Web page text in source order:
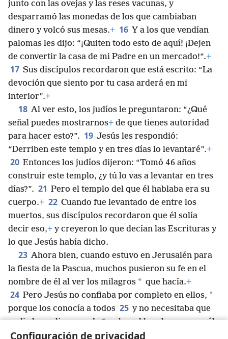
Configuración de privacidad
látigo de cuerdas, los echó a todos ellos del templo,
junto con las ovejas y las reses vacunas, y
desparramó las monedas de los que cambiaban
dinero y volcó sus mesas.+ 16 Y a los que vendían
palomas les dijo: “¡Quiten todo esto de aquí! ¡Dejen
de convertir la casa de mi Padre en un mercado!”.+
17 Sus discípulos recordaron que está escrito: “La
devoción que siento por tu casa arderá en mi
interior”.+
18 Al ver esto, los judíos le preguntaron: “¿Qué
señal puedes mostrarnos+de que tienes autoridad
para hacer esto?”. 19 Jesús les respondió:
“Derriben este templo y en tres días lo levantaré”.
20 Entonces los judíos dijeron: “Tomó 46 años
construir este templo, ¿y tú lo vas a levantar en tres
días?”. 21 Pero el templo del que él hablaba era su
cuerpo.+ 22 Cuando fue levantado de entre los
muertos, sus discípulos recordaron que él solía
decir eso,+y creyeron lo que decían las Escrituras y
lo que Jesús había dicho.
23 Ahora bien, cuando estuvo en Jerusalén para
la fiesta de la Pascua, muchos pusieron su fe en el
nombre de él al ver los milagros * que hacía.+
24 Pero Jesús no confiaba por completo en ellos, *
25